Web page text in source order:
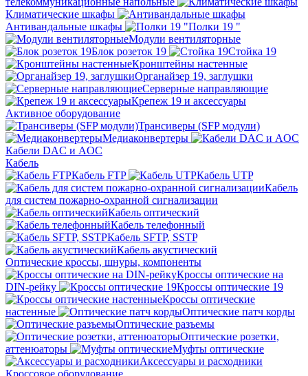
Климатические шкафы
Антивандальные шкафы
Полки 19 "
Модули вентиляторные
Блок розеток 19
Стойка 19
Кронштейны настенные
Органайзер 19, заглушки
Серверные направляющие
Крепеж 19 и аксессуары
Активное оборудование
Трансиверы (SFP модули)
Медиаконвертеры
Кабели DAC и AOC
Кабель
Кабель FTP
Кабель UTP
Кабель
для систем пожарно-охранной сигнализации
Кабель оптический
Кабель телефонный
Кабель SFTP, SSTP
Кабель акустический
Оптические кроссы, шнуры, компоненты
Кроссы оптические на
DIN-рейку
Кроссы оптические 19
Кроссы оптические
настенные
Оптические патч корды
Оптические разъемы
Оптические розетки,
аттенюаторы
Муфты оптические
Аксессуары и расходники
Кроссовое оборудование